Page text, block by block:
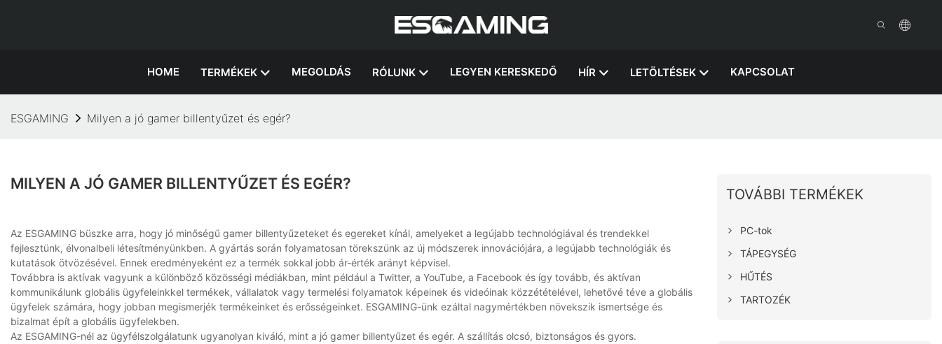
HOME TERMÉKEK MEGOLDÁS RÓLUNK LEGYEN KERESKEDŐ HÍR LETÖLTÉSEK KAPCSOLAT
ESGAMING Milyen a jó gamer billentyűzet és egér?
MILYEN A JÓ GAMER BILLENTYŰZET ÉS EGÉR?
Az ESGAMING büszke arra, hogy jó minőségű gamer billentyűzeteket és egereket kínál, amelyeket a legújabb technológiával és trendekkel
fejlesztünk, élvonalbeli létesítményünkben. A gyártás során folyamatosan törekszünk az új módszerek innovációjára, a legújabb technológiák és
kutatások ötvözésével. Ennek eredményeként ez a termék sokkal jobb ár-érték arányt képvisel.
Továbbra is aktívak vagyunk a különböző közösségi médiákban, mint például a Twitter, a YouTube, a Facebook és így tovább, és aktívan
kommunikálunk globális ügyfeleinkkel termékek, vállalatok vagy termelési folyamatok képeinek és videóinak közzétételével, lehetővé téve a globális
ügyfelek számára, hogy jobban megismerjék termékeinket és erősségeinket. ESGAMING-ünk ezáltal nagymértékben növekszik ismertsége és
bizalmat épít a globális ügyfelekben.
Az ESGAMING-nél az ügyfélszolgálatunk ugyanolyan kiváló, mint a jó gamer billentyűzet és egér. A szállítás olcsó, biztonságos és gyors.
TOVÁBBI TERMÉKEK
PC-tok
TÁPEGYSÉG
HŰTÉS
TARTOZÉK